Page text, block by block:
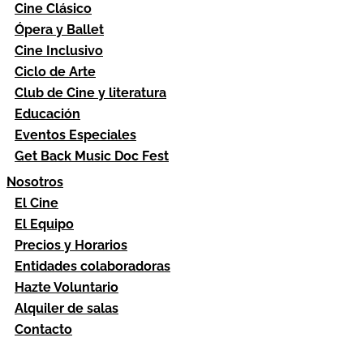
Cine Clásico
Ópera y Ballet
Cine Inclusivo
Ciclo de Arte
Club de Cine y literatura
Educación
Eventos Especiales
Get Back Music Doc Fest
Nosotros
El Cine
El Equipo
Precios y Horarios
Entidades colaboradoras
Hazte Voluntario
Alquiler de salas
Contacto